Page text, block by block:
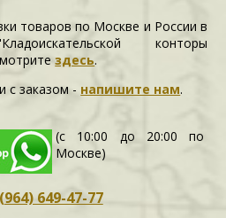
товаров по Москве и России в
конторы
здесь.
c заказом - напишите нам.
(с 10:00 до 20:00 по
Москве)
649-47-77